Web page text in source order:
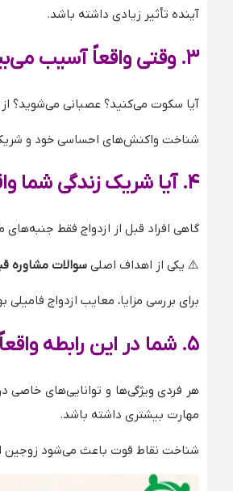
آینده تأثیر زیادی داشته باشد.
۳. وقتی واقعاً آسیب
آیا سکوت می‌کنید؟ عصبانی می‌شوید؟
شناخت واکنش‌های احساسی خود و شریک
۴.آیا شریک زندگی شما
گاهی افراد قبل از ازدواج فقط
⚠️ یکی از اهداف اصلی سوالات مشاوره
برای بررسی مزایا، معایب ازدواج
۵. شما در این رابطه
هر فردی ویژگی‌ها و توانایی‌های
مهارت بیشتری داشته باشد.
شناخت نقاط قوت باعث می‌شود زوجین